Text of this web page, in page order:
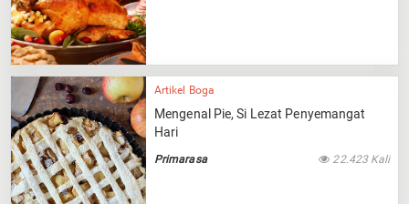
Artikel Boga
Mengenal Pie, Si Lezat Penyemangat
Hari
Primarasa 22.423 Kali